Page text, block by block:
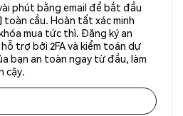
phút bằng email để bắt đầu
toàn cầu. Hoàn tất xác minh
mua tức thì. Đăng ký an
trợ bởi 2FA và kiểm toán dự
bạn an toàn ngay từ đầu, làm
cậy.